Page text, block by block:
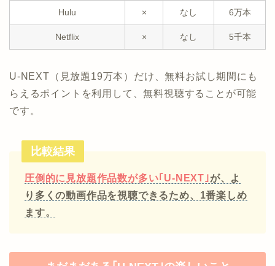
Hulu × なし 6万本
Netflix × なし 5千本
U-NEXT（見放題19万本）だけ、無料お試し期間にも
らえるポイントを利用して、無料視聴することが可能
です。
比較結果
圧倒的に見放題作品数が多い｢U-NEXT｣ が、よ
り多くの動画作品を視聴できるため、1番楽しめ
ます。